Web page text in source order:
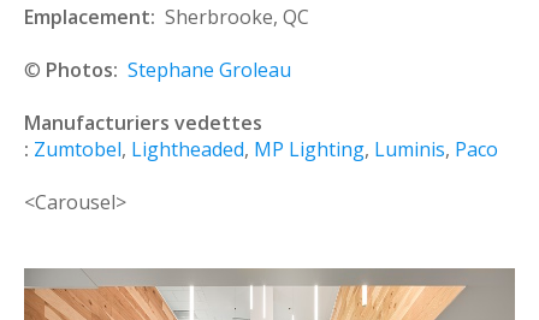
Emplacement: Sherbrooke, QC
© Photos: Stephane Groleau
Manufacturiers vedettes
: Zumtobel, Lightheaded, MP Lighting, Luminis, Paco
<Carousel>